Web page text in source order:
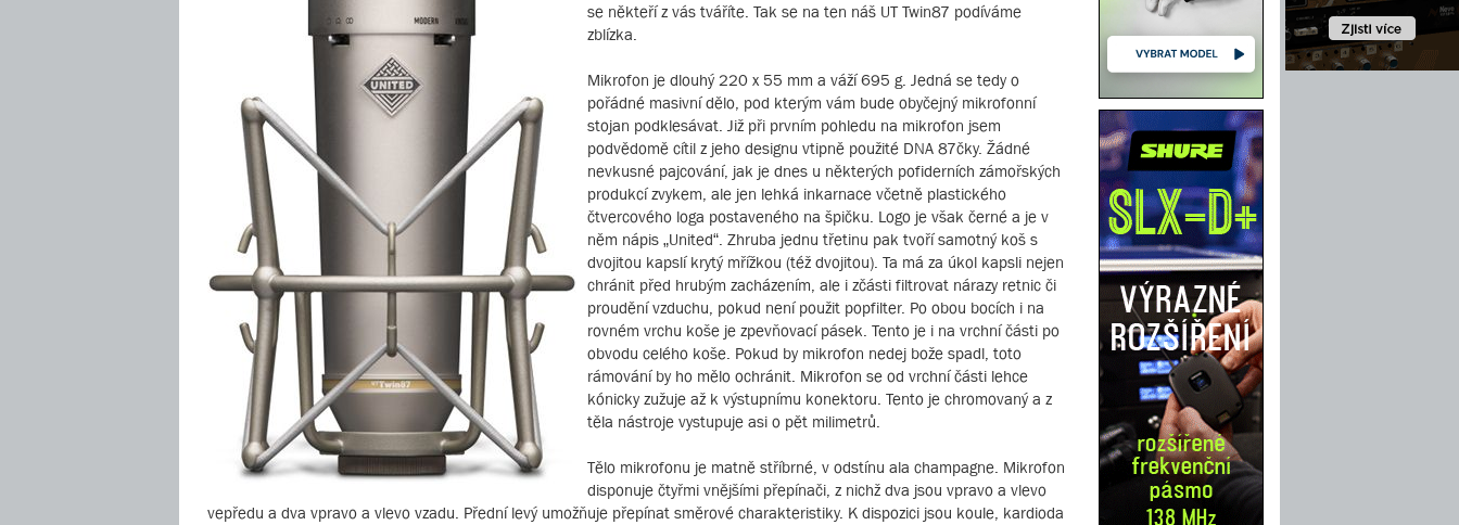
se někteří z vás tváříte. Tak se na ten náš UT Twin87 podíváme
zblízka.
Mikrofon je dlouhý 220 x 55 mm a váží 695 g. Jedná se tedy o
pořádné masivní dělo, pod kterým vám bude obyčejný mikrofonní
stojan podklesávat. Již při prvním pohledu na mikrofon jsem
podvědomě cítil z jeho designu vtipně použité DNA 87čky. Žádné
nevkusné pajcování, jak je dnes u některých pofiderních zámořských
produkcí zvykem, ale jen lehká inkarnace včetně plastického
čtvercového loga postaveného na špičku. Logo je však černé a je v
něm nápis „United“. Zhruba jednu třetinu pak tvoří samotný koš s
dvojitou kapslí krytý mřížkou (též dvojitou). Ta má za úkol kapsli nejen
chránit před hrubým zacházením, ale i zčásti filtrovat nárazy retnic či
proudění vzduchu, pokud není použit popfilter. Po obou bocích i na
rovném vrchu koše je zpevňovací pásek. Tento je i na vrchní části po
obvodu celého koše. Pokud by mikrofon nedej bože spadl, toto
rámování by ho mělo ochránit. Mikrofon se od vrchní části lehce
kónicky zužuje až k výstupnímu konektoru. Tento je chromovaný a z
těla nástroje vystupuje asi o pět milimetrů.
Tělo mikrofonu je matně stříbrné, v odstínu ala champagne. Mikrofon
disponuje čtyřmi vnějšími přepínači, z nichž dva jsou vpravo a vlevo
vepředu a dva vpravo a vlevo vzadu. Přední levý umožňuje přepínat směrové charakteristiky. K dispozici jsou koule, kardioda